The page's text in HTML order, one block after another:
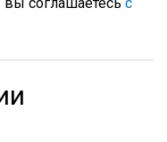
соглашаетесь с